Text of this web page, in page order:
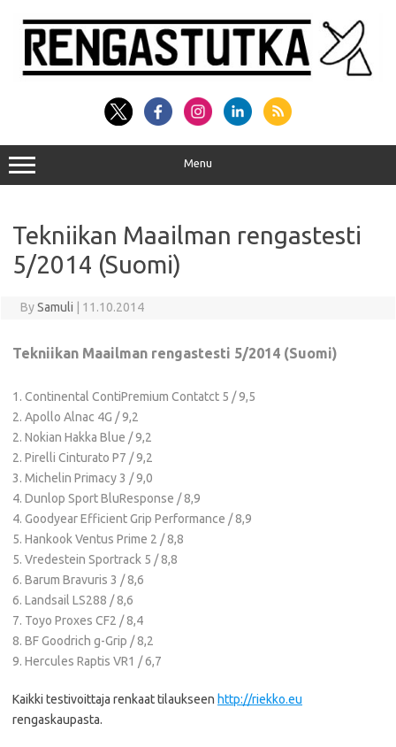
content
Menu
Tekniikan Maailman rengastesti
5/2014 (Suomi)
BySamuli 11.10.2014
Tekniikan Maailman rengastesti 5/2014 (Suomi)
1. Continental ContiPremium Contatct 5 / 9,5
2. Apollo Alnac 4G / 9,2
2. Nokian Hakka Blue / 9,2
2. Pirelli Cinturato P7 / 9,2
3. Michelin Primacy 3 / 9,0
4. Dunlop Sport BluResponse / 8,9
4. Goodyear Efficient Grip Performance / 8,9
5. Hankook Ventus Prime 2 / 8,8
5. Vredestein Sportrack 5 / 8,8
6. Barum Bravuris 3 / 8,6
6. Landsail LS288 / 8,6
7. Toyo Proxes CF2 / 8,4
8. BF Goodrich g-Grip / 8,2
9. Hercules Raptis VR1 / 6,7
Kaikki testivoittaja renkaat tilaukseen http://riekko.eu
rengaskaupasta.